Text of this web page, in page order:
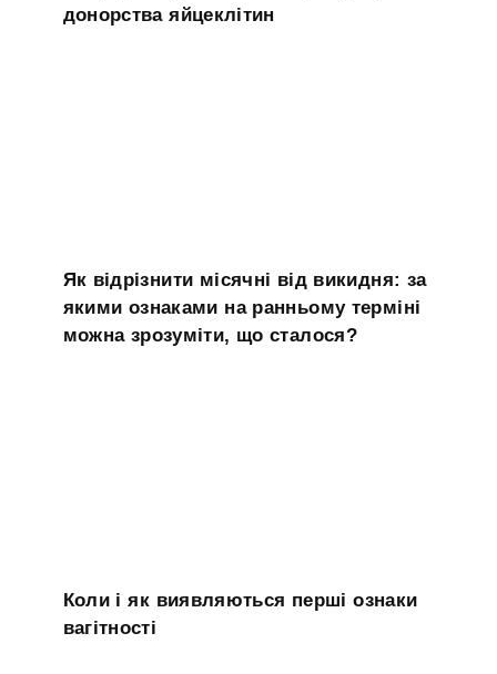
донорства яйцеклітин
Як відрізнити місячні від викидня: за
якими ознаками на ранньому терміні
можна зрозуміти, що сталося?
Коли і як виявляються перші ознаки
вагітності